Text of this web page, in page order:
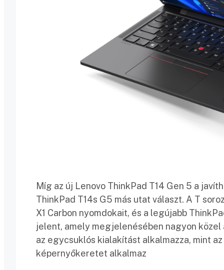
Míg az új Lenovo ThinkPad T14 Gen 5 a
ThinkPad T14s G5 más utat választ. A T
X1 Carbon nyomdokait, és a legújabb
jelent, amely megjelenésében nagyon közel
az egycsuklós kialakítást alkalmazza, mint
képernyőkeretet alkalmaz